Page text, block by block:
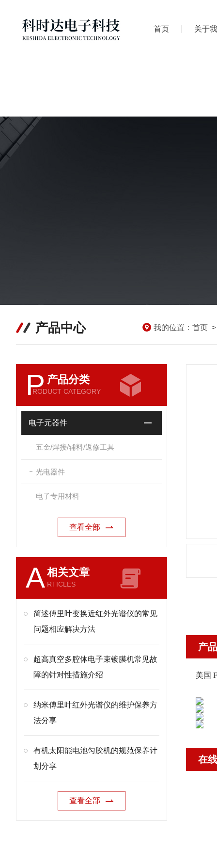
首页 关于
产品中心 我的位置： 首页
P 产品分类
RODUCT CATEGORY
电子元器件
五金/焊接/辅料/返修工具
光电器件
电子专用材料
查看全部
A相关文章
RTICLES
简述傅里叶变换近红外光谱仪的常见
问题相应解决方法
超高真空多腔体电子束镀膜机常见故
障的针对性措施介绍
纳米傅里叶红外光谱仪的维护保养方
法分享
有机太阳能电池匀胶机的规范保养计
划分享
查看全部
产
美国
在